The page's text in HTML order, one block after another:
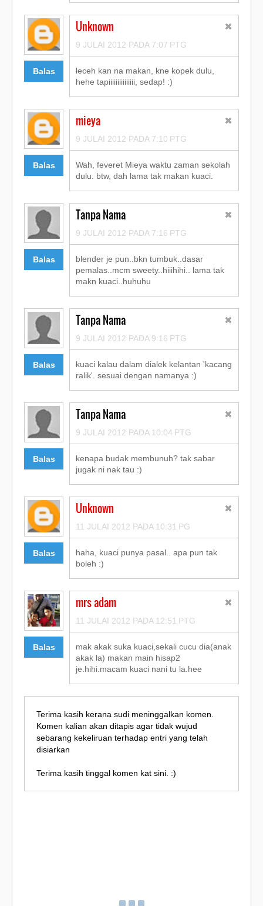
Balas
Unknown
9 JULAI 2012 PADA 7:07 PTG
leceh kan na makan, kne kopek dulu,
hehe tapiiiiiiiiiiiiiii, sedap! :)
Balas
mieya
9 JULAI 2012 PADA 7:10 PTG
Wah, feveret Mieya waktu zaman sekolah
dulu. btw, dah lama tak makan kuaci.
Balas
Tanpa Nama
9 JULAI 2012 PADA 7:16 PTG
blender je pun..bkn tumbuk..dasar
pemalas..mcm sweety..hiiihihi.. lama tak
makn kuaci..huhuhu
Balas
Tanpa Nama
9 JULAI 2012 PADA 9:16 PTG
kuaci kalau dalam dialek kelantan 'kacang
ralik'. sesuai dengan namanya :)
Balas
Tanpa Nama
9 JULAI 2012 PADA 10:04 PTG
kenapa budak membunuh? tak sabar
jugak ni nak tau :)
Balas
Unknown
11 JULAI 2012 PADA 10:31 PG
haha, kuaci punya pasal.. apa pun tak
boleh :)
Balas
mrs adam
11 JULAI 2012 PADA 12:51 PTG
mak akak suka kuaci,sekali cucu dia(anak
akak la) makan main hisap2
je.hihi.macam kuaci nani tu la.hee
Terima kasih kerana sudi meninggalkan komen.
Komen kalian akan ditapis agar tidak wujud
sebarang kekeliruan terhadap entri yang telah
disiarkan
Terima kasih tinggal komen kat sini. :)